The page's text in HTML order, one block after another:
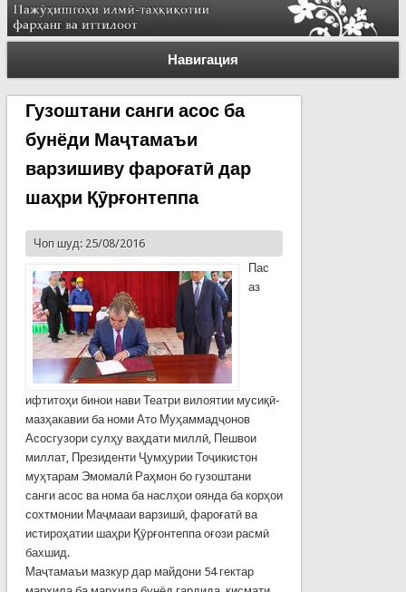
Навигация
Гузоштани санги асос ба
бунёди Маҷтамаъи
варзишиву фароғатӣ дар
шаҳри Қӯрғонтеппа
Чоп шуд: 25/08/2016
Пас
аз
ифтитоҳи бинои нави Театри вилоятии мусиқӣ-
мазҳакавии ба номи Ато Муҳаммадҷонов
Асосгузори сулҳу ваҳдати миллӣ, Пешвои
миллат, Президенти Ҷумҳурии Тоҷикистон
муҳтарам Эмомалӣ Раҳмон бо гузоштани
санги асос ва нома ба наслҳои оянда ба корҳои
сохтмонии Маҷмааи варзишӣ, фароғатӣ ва
истироҳатии шаҳри Қӯрғонтеппа оғози расмӣ
бахшид.
Маҷтамаъи мазкур дар майдони 54 гектар